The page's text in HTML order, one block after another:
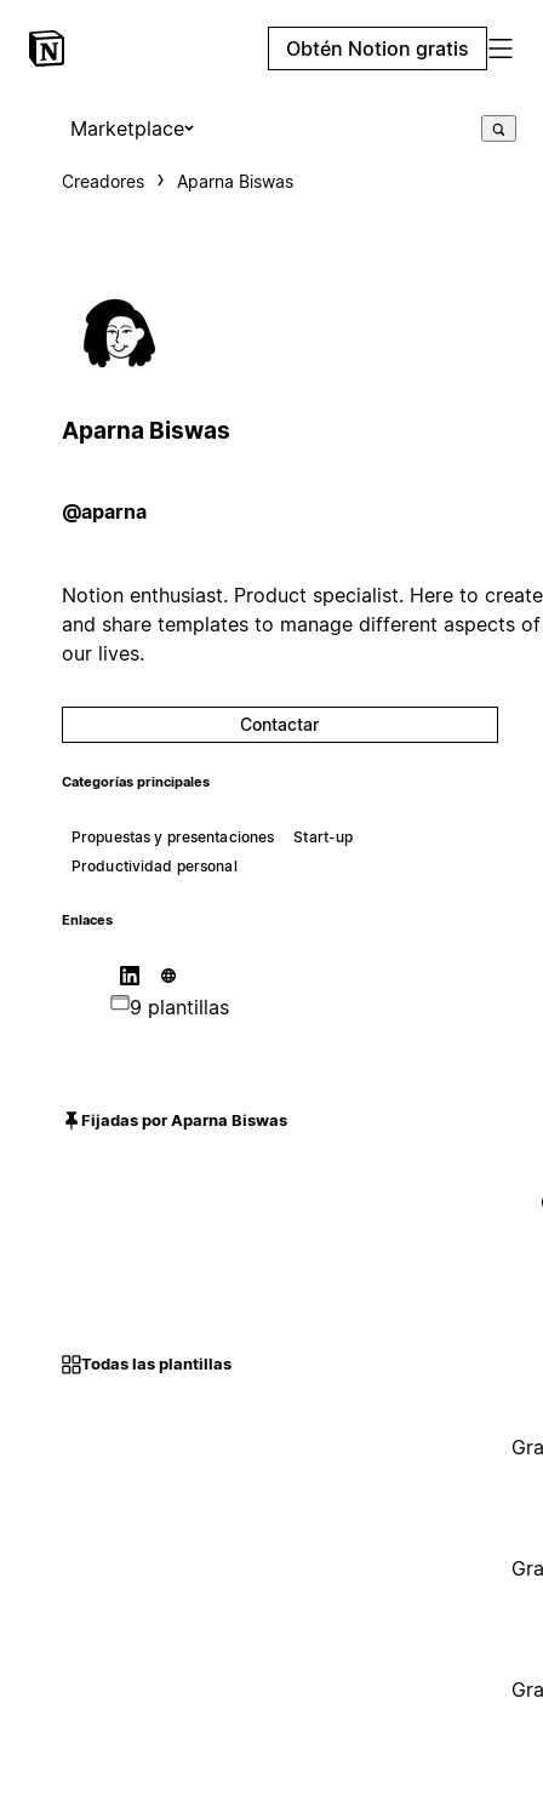
Obtén Notion gratis
Marketplace
Creadores Aparna Biswas
Aparna Biswas
@aparna
Notion enthusiast. Product specialist. Here to create
and share templates to manage different aspects of
our lives.
Contactar
Categorías principales
Propuestas y presentaciones
Start-up
Productividad personal
Enlaces
9 plantillas
Fijadas por Aparna Biswas
Todas las plantillas